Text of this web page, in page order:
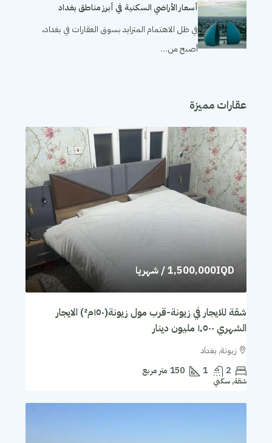
أسعار الأراضي السكنية في أبرز مناطق بغداد
في ظل الاهتمام المتزايد بسوق العقارات في بغداد،
أصبح من…
عقارات مميزة
1,500,000IQD/ شهريا
شقة للايجار في زيونة-قرب مول زيونة(١٥٠م²) الايجار
الشهري ١٬٥٠٠ مليون دينار
زيونة, بغداد
2
1
150 متر مربع
شقة, سكني